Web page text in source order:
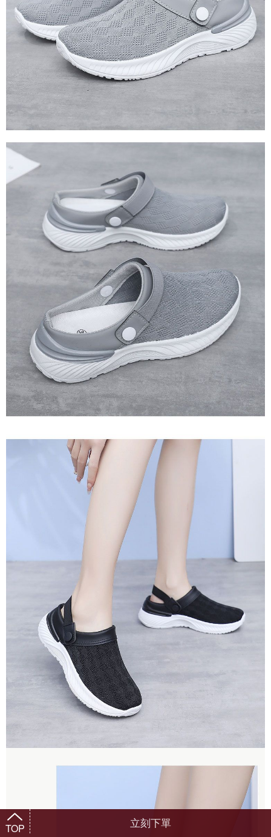
TOP 立刻下單